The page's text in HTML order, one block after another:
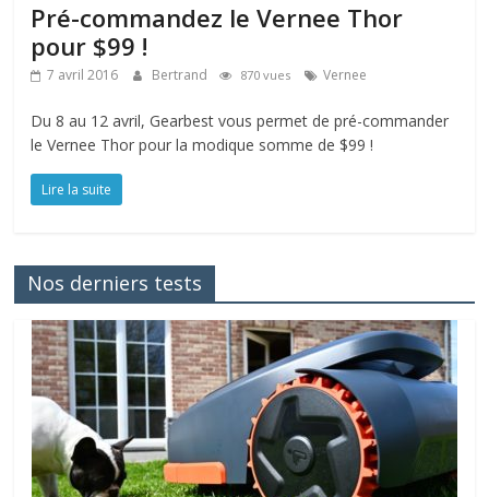
Pré-commandez le Vernee Thor
pour $99 !
7 avril 2016 Bertrand 870 vues Vernee
Du 8 au 12 avril, Gearbest vous permet de pré-commander
le Vernee Thor pour la modique somme de $99 !
Lire la suite
Nos derniers tests